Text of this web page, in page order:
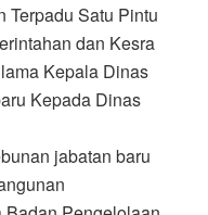
Terpadu Satu Pintu
dan Kesra
Kepala Dinas
Kepada Dinas
jabatan baru